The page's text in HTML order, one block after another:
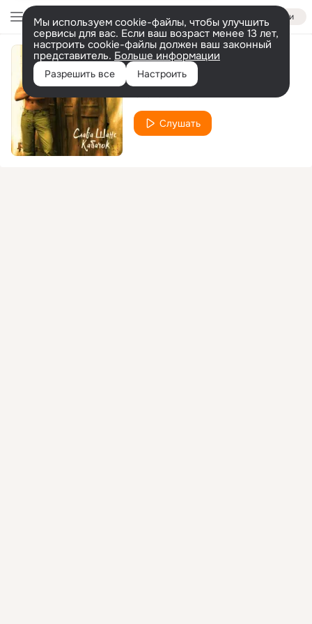
Войти
Мы используем cookie-файлы, чтобы улучшить
сервисы для вас. Если ваш возраст менее 13 лет,
настроить cookie-файлы должен ваш законный
представитель. Больше информации
Разрешить все Настроить
Кабачок
Слушать